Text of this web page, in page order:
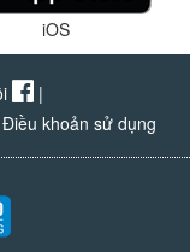
iOS
|
Điều khoản sử dụng